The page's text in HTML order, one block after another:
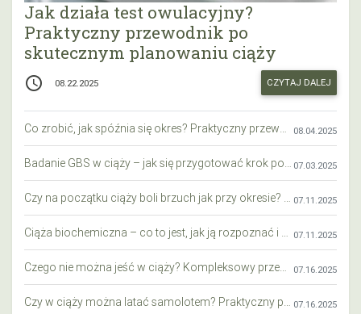
Jak działa test owulacyjny?
Praktyczny przewodnik po
skutecznym planowaniu ciąży
access_time 08.22.2025 CZYTAJ DALEJ
Co zrobić, jak spóźnia się okres? Praktyczny przewodnik krok po kroku 08.04.2025
Badanie GBS w ciąży – jak się przygotować krok po kroku? 07.03.2025
Czy na początku ciąży boli brzuch jak przy okresie? Wyjaśniamy objawy i różnice 07.11.2025
Ciąża biochemiczna – co to jest, jak ją rozpoznać i co warto wiedzieć? 07.11.2025
Czego nie można jeść w ciąży? Kompleksowy przewodnik dla przyszłych mam 07.16.2025
Czy w ciąży można latać samolotem? Praktyczny przewodnik dla przyszłych mam 07.16.2025